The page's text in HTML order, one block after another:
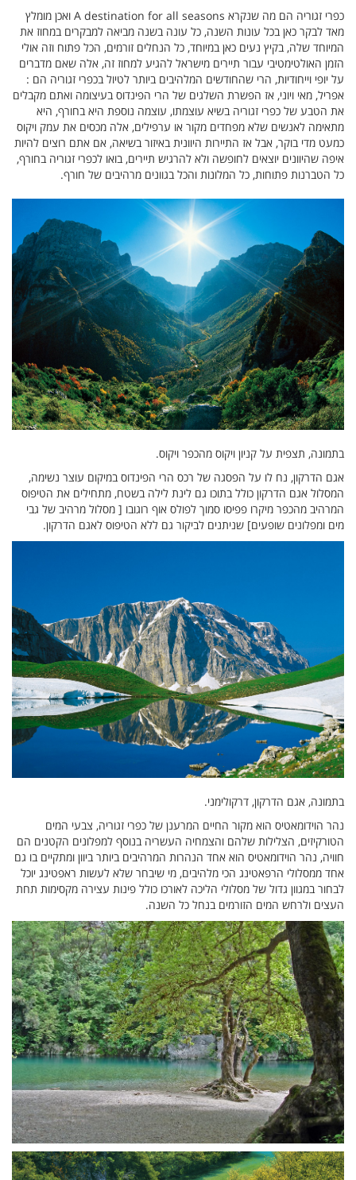
כפרי זגוריה הם מה שנקרא
A destination for all seasons ואכן מומלץ
מאד לבקר כאן בכל עונות השנה, כל עונה בשנה מביאה למבקרים במחוז את
המיוחד שלה, בקיץ נעים כאן במיוחד, כל הנחלים זורמים, הכל פתוח וזה אולי
הזמן האולטימטיבי עבור תיירים מישראל להגיע למחוז זה, אלה שאם מדברים
על יופי וייחודיות, הרי שהחודשים המלהיבים ביותר לטיול בכפרי זגוריה הם :
אפריל, מאי ויוני, אז הפשרת השלגים של הרי הפינדוס בעיצומה ואתם מקבלים
את הטבע של כפרי זגוריה בשיא עוצמתו, עוצמה נוספת היא בחורף, היא
מתאימה לאנשים שלא מפחדים מקור או ערפילים, אלה מכסים את עמק ויקוס
כמעט מדי בוקר, אבל אז התיירות היוונית באיזור בשיאה, אם אתם רוצים להיות
איפה שהיוונים יוצאים לחופשה ולא להרגיש תיירים, בואו לכפרי זגוריה בחורף,
כל הטברנות פתוחות, כל המלונות והכל בגוונים מרהיבים של חורף.
בתמונה, תצפית על קניון ויקוס מהכפר ויקוס.
אגם הדרקון, נח לו על הפסגה של רכס הרי הפינדוס במיקום עוצר נשימה,
המסלול אגם הדרקון כולל בתוכו גם לינת לילה בשטח, מתחילים את הטיפוס
המרהיב מהכפר מיקרו פפיסו סמוך לפולס אוף רוגובו [ מסלול מרהיב של גבי
מים ומפלונים שופעים] שניתנים לביקור גם ללא הטיפוס לאגם הדרקון.
בתמונה, אגם הדרקון, דרקולימני.
נהר הוידומאטיס הוא מקור החיים המרענן של כפרי זגוריה, צבעי המים
הטורקיזים, הצלילות שלהם והצמחיה העשריה בנוסף למפלונים הקטנים הם
חוויה, נהר הוידומאטיס הוא אחד הנהרות המרהיבים ביותר ביוון ומתקיים בו גם
אחד ממסלולי הרפאטינג הכי מלהיבים, מי שיבחר שלא לעשות ראפטינג יוכל
לבחור במגוון גדול של מסלולי הליכה לאורכו כולל פינות עצירה מקסימות תחת
העצים ולרחש המים הזורמים בנחל כל השנה.